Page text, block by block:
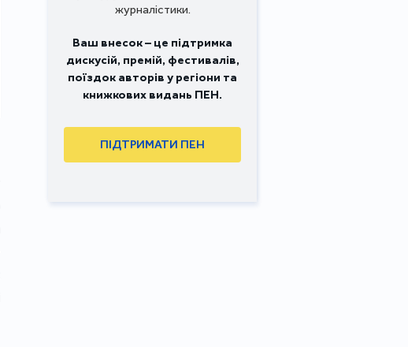
журналістики.
Ваш внесок – це підтримка
дискусій, премій, фестивалів,
поїздок авторів у регіони та
книжкових видань ПЕН.
ПІДТРИМАТИ ПЕН